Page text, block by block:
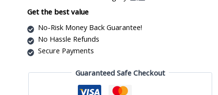
Get the best value
No-Risk Money Back Guarantee!
No Hassle Refunds
Secure Payments
Guaranteed Safe Checkout